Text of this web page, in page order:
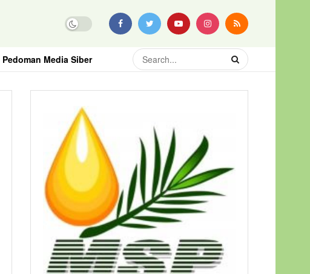
Pedoman Media Siber